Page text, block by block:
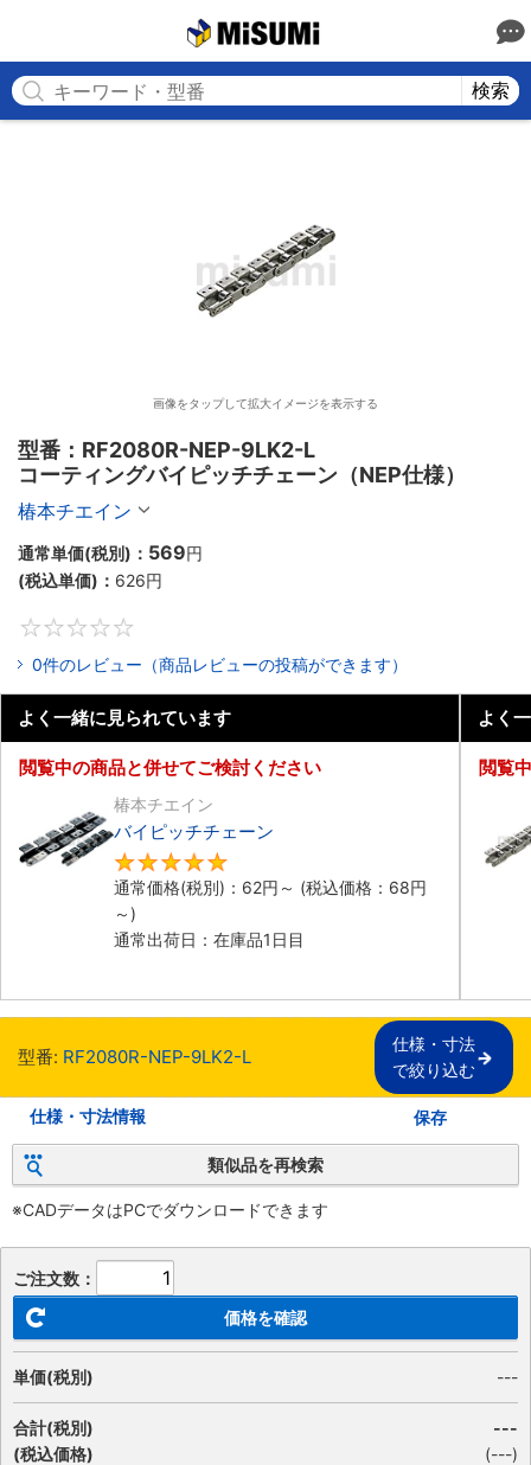
検索
画像をタップして拡大イメージを表示する
型番：RF2080R-NEP-9LK2-L
コーティングバイピッチチェーン（NEP仕様）
椿本チエイン
通常単価(税別)： 569円
(税込単価)： 626円
0件のレビュー（商品レビューの投稿ができます）
よく一緒に見られています
閲覧中の商品と併せてご検討ください
椿本チエイン
バイピッチチェーン
通常価格(税別)： 62円 ～ (税込価格： 68円
～)
通常出荷日：在庫品1日目
よく
閲覧
型番: RF2080R-NEP-9LK2-L
仕様・寸法
で絞り込む
仕様・寸法情報 保存
類似品を再検索
※CADデータはPCでダウンロードできます
ご注文数：
価格を確認
単価(税別) ---
合計(税別)
(税込価格)
---
(---)